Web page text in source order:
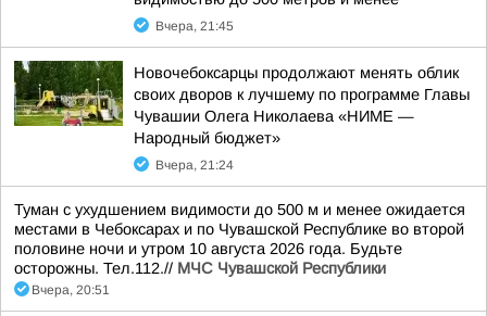
Вчера, 21:45
Новочебоксарцы продолжают менять облик
своих дворов к лучшему по программе Главы
Чувашии Олега Николаева «НИМЕ —
Народный бюджет»
Вчера, 21:24
Туман с ухудшением видимости до 500 м и менее ожидается
местами в Чебоксарах и по Чувашской Республике во второй
половине ночи и утром 10 августа 2026 года. Будьте
осторожны. Тел.112.// МЧС Чувашской Республики
Вчера, 20:51